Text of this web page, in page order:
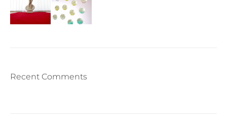
Recent Comments